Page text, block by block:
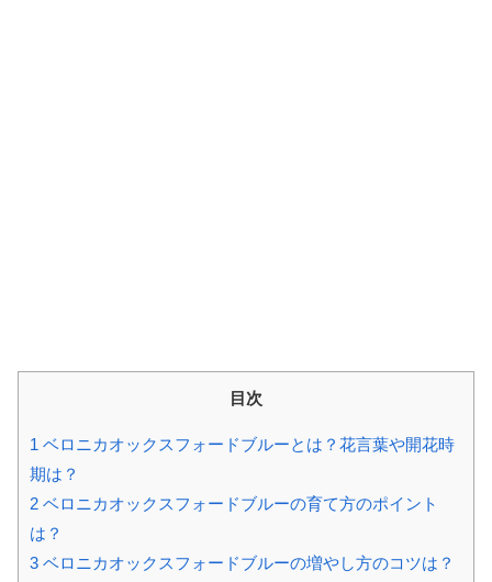
目次
1 ベロニカオックスフォードブルーとは？花言葉や開花時
期は？
2 ベロニカオックスフォードブルーの育て方のポイント
は？
3 ベロニカオックスフォードブルーの増やし方のコツは？